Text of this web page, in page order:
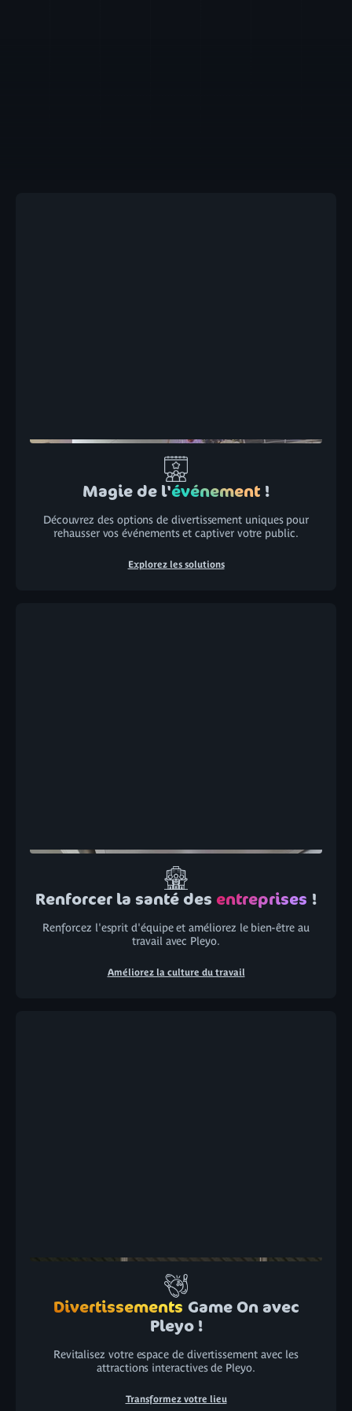
Magie de l'événement !
Découvrez des options de divertissement uniques pour
rehausser vos événements et captiver votre public.
Explorez les solutions
Renforcer la santé des entreprises !
Renforcez l'esprit d'équipe et améliorez le bien-être au
travail avec Pleyo.
Améliorez la culture du travail
Divertissements Game On avec
Pleyo !
Revitalisez votre espace de divertissement avec les
attractions interactives de Pleyo.
Transformez votre lieu